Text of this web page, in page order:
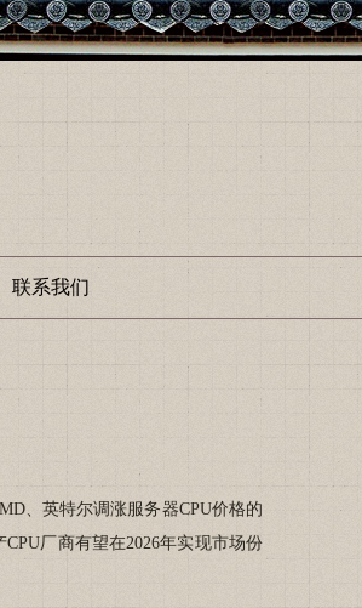
联系我们
、英特尔调涨服务器CPU价格的
厂商有望在2026年实现市场份